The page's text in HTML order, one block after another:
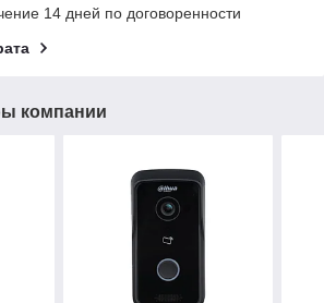
14 дней по договоренности
компании